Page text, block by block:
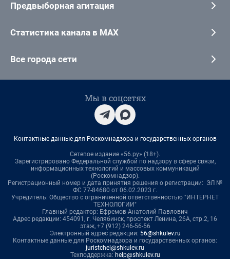
Предвыборная агитация
Статистика канала в MAX
Все города сети
Мы в соцсетях
Контактные данные для Роскомнадзора и государственных органов
Сетевое издание «56.ру» (18+).
Зарегистрировано Федеральной службой по надзору в сфере связи,
информационных технологий и массовых коммуникаций
(Роскомнадзор).
Регистрационный номер и дата принятия решения о регистрации: ЭЛ №
ФС 77-84680 от 06.02.2023 г.
Учредитель: Общество с ограниченной ответственностью "ИНТЕРНЕТ
ТЕХНОЛОГИИ"
Главный редактор: Ефремов Анатолий Павлович
Адрес редакции: 454091, г. Челябинск, проспект Ленина, 26А, стр.2, 16
этаж, +7 (912) 246-56-56
Электронный адрес редакции: 56@shkulev.ru
Контактные данные для Роскомнадзора и государственных органов:
juristchel@shkulev.ru
Техподдержка: help@shkulev.ru